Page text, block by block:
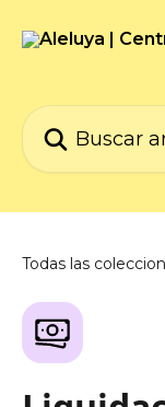
Buscar artículos...
Todas las